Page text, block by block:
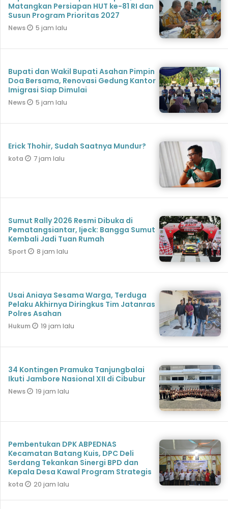
Matangkan Persiapan HUT ke-81 RI dan
Susun Program Prioritas 2027
News 5 jam lalu
Bupati dan Wakil Bupati Asahan Pimpin
Doa Bersama, Renovasi Gedung Kantor
Imigrasi Siap Dimulai
News 5 jam lalu
Erick Thohir, Sudah Saatnya Mundur?
kota 7 jam lalu
Sumut Rally 2026 Resmi Dibuka di
Pematangsiantar, Ijeck: Bangga Sumut
Kembali Jadi Tuan Rumah
Sport 8 jam lalu
Usai Aniaya Sesama Warga, Terduga
Pelaku Akhirnya Diringkus Tim Jatanras
Polres Asahan
Hukum 19 jam lalu
34 Kontingen Pramuka Tanjungbalai
Ikuti Jambore Nasional XII di Cibubur
News 19 jam lalu
Pembentukan DPK ABPEDNAS
Kecamatan Batang Kuis, DPC Deli
Serdang Tekankan Sinergi BPD dan
Kepala Desa Kawal Program Strategis
kota 20 jam lalu